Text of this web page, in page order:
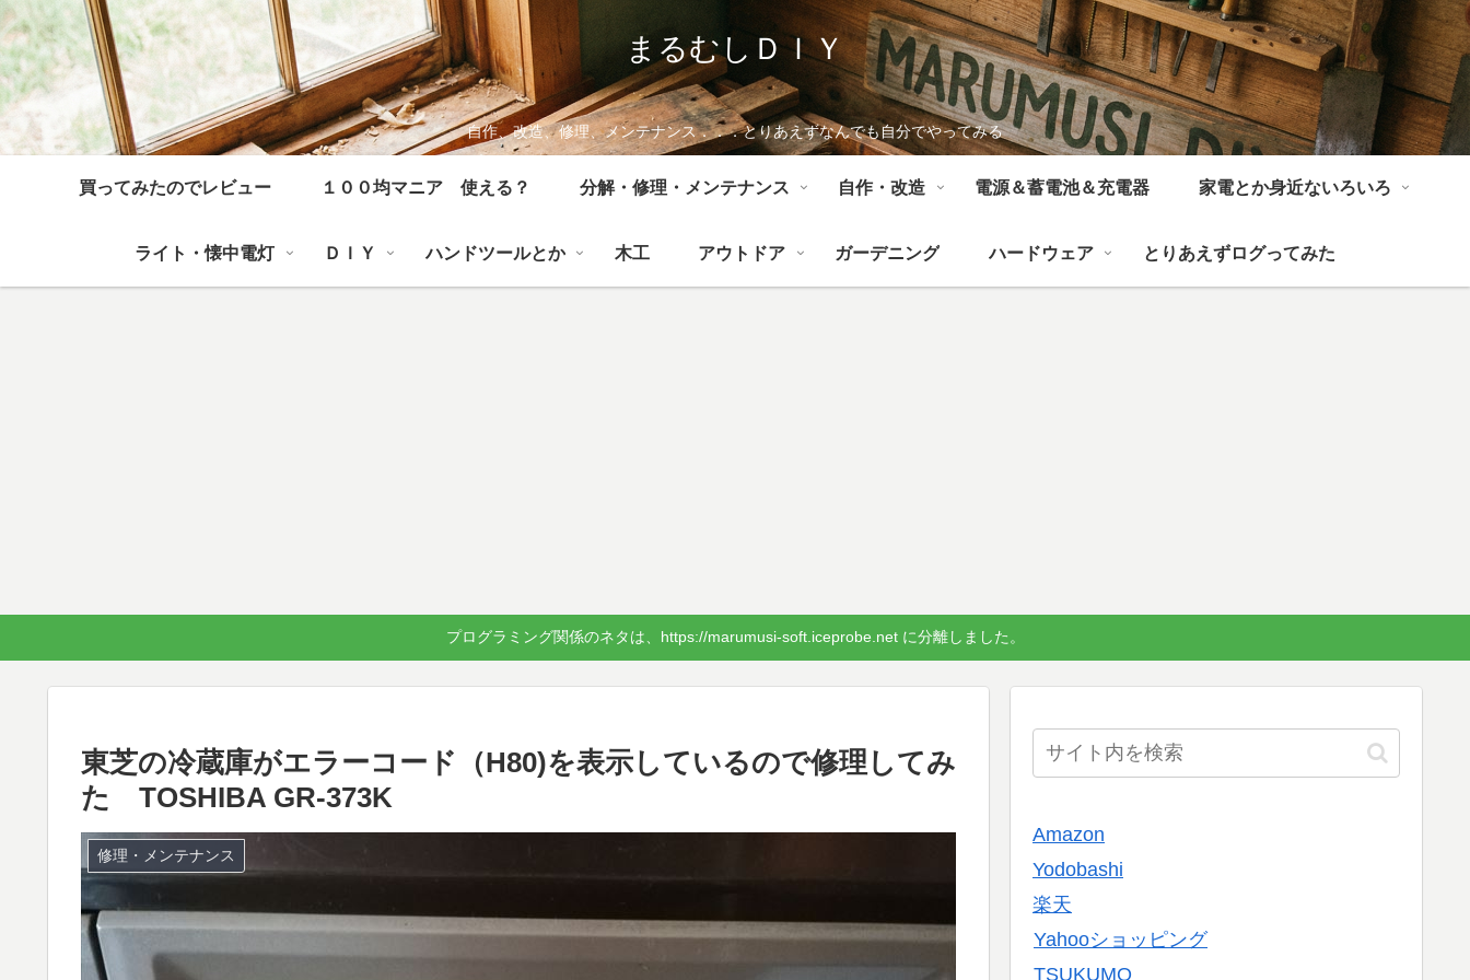
まるむしＤＩＹ
自作、改造、修理、メンテナンス．．．とりあえずなんでも自分でやってみる
買ってみたのでレビュー １００均マニア 使える？ 分解・修理・メンテナンス 自作・改造 電源＆蓄電池＆充電器 家電とか身近ないろいろ
ライト・懐中電灯 ＤＩＹ ハンドツールとか 木工 アウトドア ガーデニング ハードウェア とりあえずログってみた
プログラミング関係のネタは、https://marumusi-soft.iceprobe.net に分離しました。
東芝の冷蔵庫がエラーコード（H80)を表示しているので修理してみ
た TOSHIBA GR-373K
修理・メンテナンス
Amazon
Yodobashi
楽天
Yahooショッピング
TSUKUMO